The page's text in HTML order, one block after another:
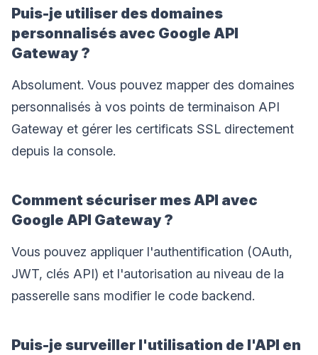
Puis-je utiliser des domaines
personnalisés avec Google API
Gateway ?
Absolument. Vous pouvez mapper des domaines
personnalisés à vos points de terminaison API
Gateway et gérer les certificats SSL directement
depuis la console.
Comment sécuriser mes API avec
Google API Gateway ?
Vous pouvez appliquer l'authentification (OAuth,
JWT, clés API) et l'autorisation au niveau de la
passerelle sans modifier le code backend.
Puis-je surveiller l'utilisation de l'API en